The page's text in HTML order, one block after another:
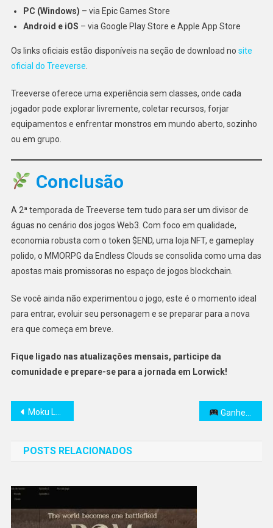
PC (Windows) – via Epic Games Store
Android e iOS – via Google Play Store e Apple App Store
Os links oficiais estão disponíveis na seção de download no site
oficial do Treeverse
Treeverse oferece uma experiência sem classes, onde cada
jogador pode explorar livremente, coletar recursos, forjar
equipamentos e enfrentar monstros em mundo aberto, sozinho
ou em grupo.
Conclusão
A 2ª temporada de Treeverse tem tudo para ser um divisor de
águas no cenário dos jogos Web3. Com foco em qualidade,
economia robusta com o token $END, uma loja NFT, e gameplay
polido, o MMORPG da Endless Clouds se consolida como uma das
apostas mais promissoras no espaço de jogos blockchain.
Se você ainda não experimentou o jogo, este é o momento ideal
para entrar, evoluir seu personagem e se preparar para a nova
era que começa em breve.
Fique ligado nas atualizações mensais, participe da
comunidade e prepare-se para a jornada em Lorwick!
Navegação
Post
Moku Lança Moki Pochi Attack no Discord e Encerra Tamameme e Moku Questing Ganhe $STRAND Grátis na 1ª Temporada de Block Stranding: Saiba Como Participar do Airdrop
POSTS RELACIONADOS